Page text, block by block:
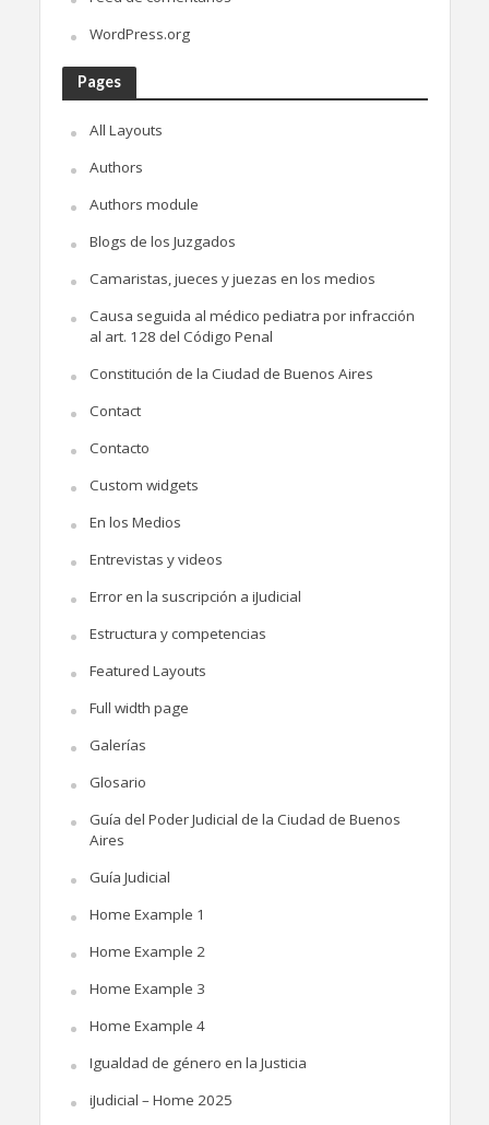
WordPress.org
Pages
All Layouts
Authors
Authors module
Blogs de los Juzgados
Camaristas, jueces y juezas en los medios
Causa seguida al médico pediatra por infracción
al art. 128 del Código Penal
Constitución de la Ciudad de Buenos Aires
Contact
Contacto
Custom widgets
En los Medios
Entrevistas y videos
Error en la suscripción a iJudicial
Estructura y competencias
Featured Layouts
Full width page
Galerías
Glosario
Guía del Poder Judicial de la Ciudad de Buenos
Aires
Guía Judicial
Home Example 1
Home Example 2
Home Example 3
Home Example 4
Igualdad de género en la Justicia
iJudicial – Home 2025